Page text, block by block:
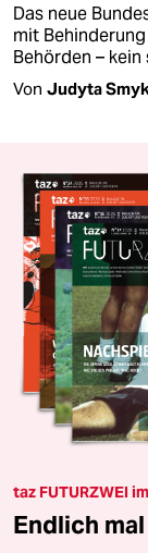
Das neue
mit
Behörden –
Von Judyta
taz FUTURZWEI
Endlich